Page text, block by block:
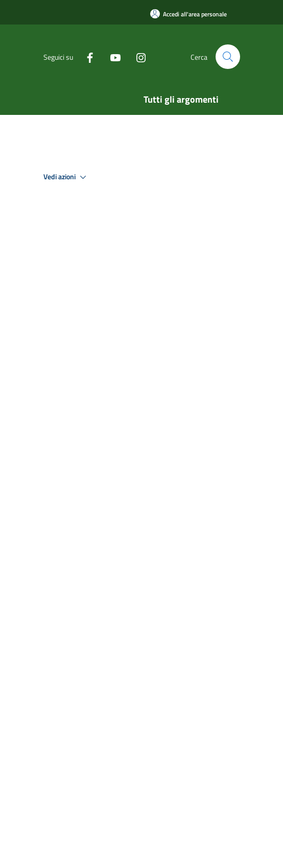
Accedi all'area personale
Seguici su Cerca
Tutti gli argomenti
Vedi azioni